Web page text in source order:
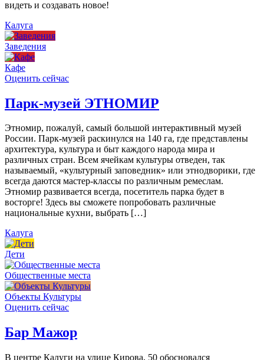
видеть и создавать новое!
Калуга
Заведения
Кафе
Оценить сейчас
Парк-музей ЭТНОМИР
Этномир, пожалуй, самый большой интерактивный музей
России. Парк-музей раскинулся на 140 га, где представлены
архитектура, культура и быт каждого народа мира и
различных стран. Всем ячейкам культуры отведен, так
называемый, «культурный заповедник» или этнодворики, где
всегда даются мастер-классы по различным ремеслам.
Этномир развивается всегда, посетитель парка будет в
восторге! Здесь вы сможете попробовать различные
национальные кухни, выбрать […]
Калуга
Дети
Общественные места
Объекты Культуры
Оценить сейчас
Бар Мажор
В центре Калуги на улице Кирова, 50 обосновался